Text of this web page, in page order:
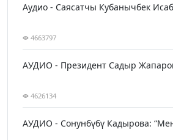
Аудио - Саясатчы Кубанычбек
4663797
АУДИО - Президент Садыр
4626134
АУДИО - Сонунбүбү Кадырова: